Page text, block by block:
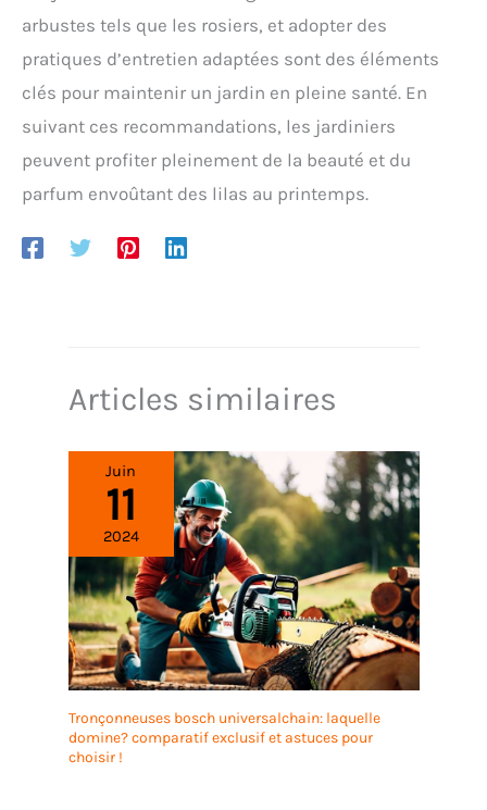
arbustes tels que les rosiers, et adopter des
pratiques d’entretien adaptées sont des éléments
clés pour maintenir un jardin en pleine santé. En
suivant ces recommandations, les jardiniers
peuvent profiter pleinement de la beauté et du
parfum envoûtant des lilas au printemps.
Articles similaires
Juin
11
2024
Tronçonneuses bosch universalchain: laquelle
domine? comparatif exclusif et astuces pour
choisir !